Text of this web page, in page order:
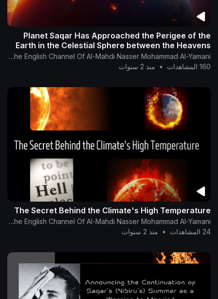
Planet Saqar Has Approached the Perigee of the
Earth in the Celestial Sphere between the Heavens
and the Earth
The English Channel Of Al-Mahdi Nasser Mohammad Al-Yamani
160 المشاهدات
• منذ 2 سنوات
The Secret Behind the Climate's High Temperature
The English Channel Of Al-Mahdi Nasser Mohammad Al-Yamani
24 المشاهدات
• منذ 2 سنوات